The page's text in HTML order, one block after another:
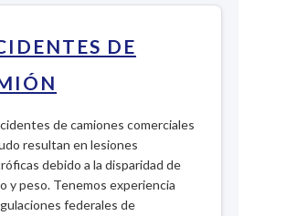
DE
de camiones comerciales
resultan en lesiones
debido a la disparidad de
y peso. Tenemos experiencia
federales de